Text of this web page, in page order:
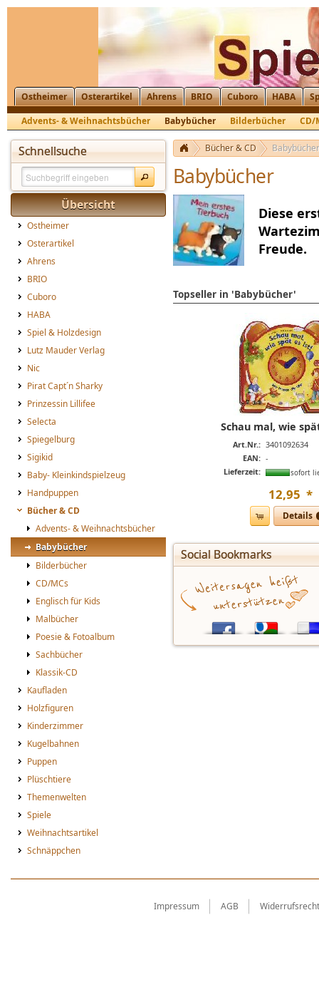
Ostheimer Osterartikel Ahrens BRIO Cuboro HABA
Advents- & Weihnachtsbücher
Babybücher Bilderbücher CD/
Schnellsuche
Übersicht
Ostheimer
Osterartikel
Ahrens
BRIO
Cuboro
HABA
Spiel & Holzdesign
Lutz Mauder Verlag
Nic
Pirat Capt´n Sharky
Prinzessin Lillifee
Selecta
Spiegelburg
Sigikid
Baby- Kleinkindspielzeug
Handpuppen
Bücher & CD
Advents- & Weihnachtsbücher
Babybücher
Bilderbücher
CD/MCs
Englisch für Kids
Malbücher
Poesie & Fotoalbum
Sachbücher
Klassik-CD
Kaufladen
Holzfiguren
Kinderzimmer
Kugelbahnen
Puppen
Plüschtiere
Themenwelten
Spiele
Weihnachtsartikel
Schnäppchen
Bücher & CD Babybücher
Babybücher
Diese
Freude.
Topseller in 'Babybücher'
Schau mal, wie
Art.Nr.: 3401092634
EAN: -
Lieferzeit:
sofort
12,95 *
Details
Social Bookmarks
Impressum AGB Widerrufsrecht